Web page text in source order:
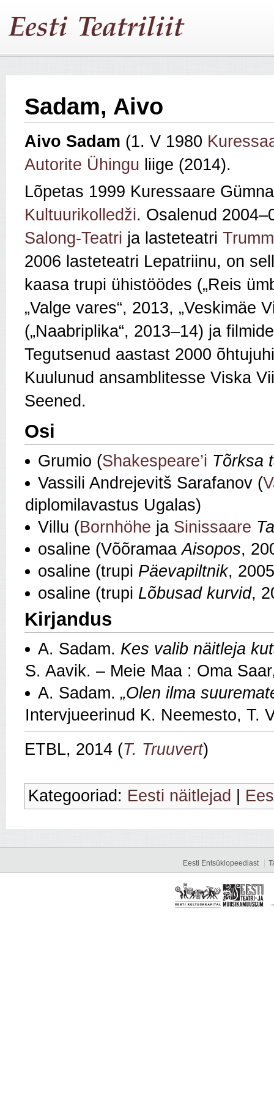
Sadam, Aivo
Aivo Sadam (1. V 1980
Autorite Ühingu liige (2014).
Lõpetas 1999 Kuressaare
Kultuurikolledži. Osalenud
Salong-Teatri ja lasteteatri Trumm
2006 lasteteatri Lepatriinu, on
kaasa trupi ühistöödes („Reis
„Valge vares“, 2013, „Veskimäe
(„Naabriplika“, 2013–14) ja
Tegutsenud aastast 2000
Kuulunud ansamblitesse Viska
Seened.
Osi
Grumio (Shakespeare’i Tõrksa
Vassili Andrejevitš Sarafanov (
diplomilavastus Ugalas)
Villu (Bornhöhe ja Sinissaare
osaline (VõõramaaAisopos,
osaline (trupi Päevapiltnik,
osaline (trupi Lõbusad kurvid,
Kirjandus
A. Sadam. Kes valib näitleja
S. Aavik. – Meie Maa : Oma
A. Sadam.„Olen ilma
Intervjueerinud K. Neemesto, T.
ETBL, 2014 (T. Truuvert)
Kategooriad: Eesti näitlejad
Eesti Entsüklopeediast